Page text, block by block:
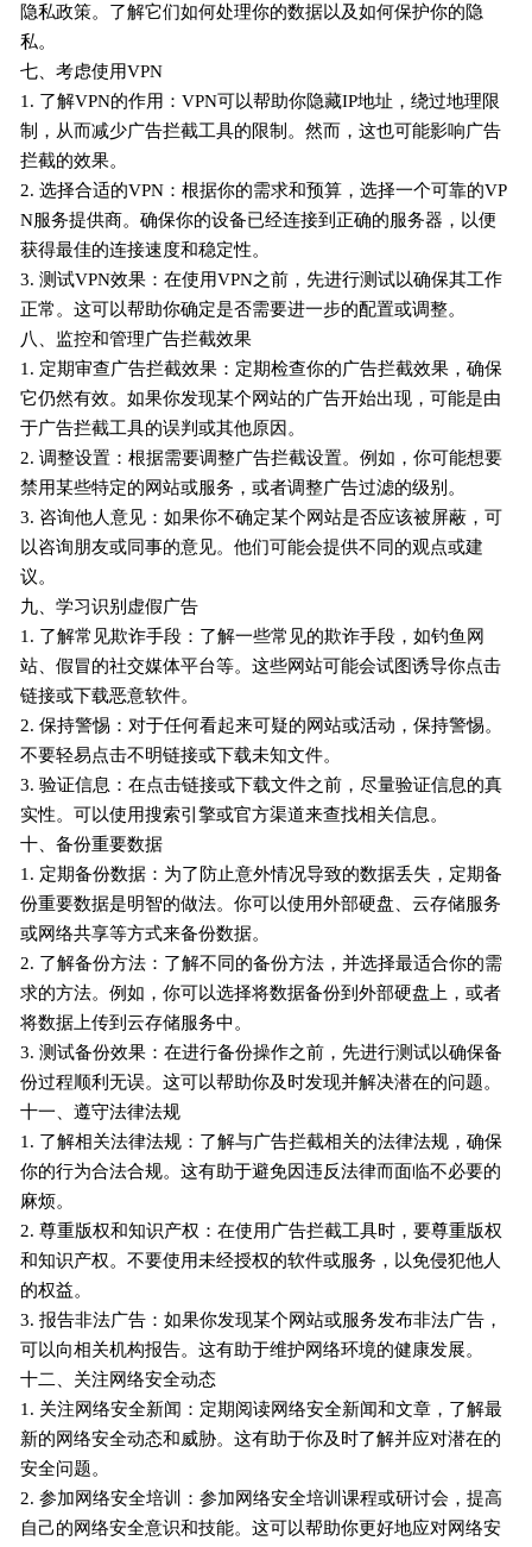
隐私政策。了解它们如何处理你的数据以及如何保护你的隐
私。
七、考虑使用VPN
1. 了解VPN的作用：VPN可以帮助你隐藏IP地址，绕过地理限
制，从而减少广告拦截工具的限制。然而，这也可能影响广告
拦截的效果。
2. 选择合适的VPN：根据你的需求和预算，选择一个可靠的VP
N服务提供商。确保你的设备已经连接到正确的服务器，以便
获得最佳的连接速度和稳定性。
3. 测试VPN效果：在使用VPN之前，先进行测试以确保其工作
正常。这可以帮助你确定是否需要进一步的配置或调整。
八、监控和管理广告拦截效果
1. 定期审查广告拦截效果：定期检查你的广告拦截效果，确保
它仍然有效。如果你发现某个网站的广告开始出现，可能是由
于广告拦截工具的误判或其他原因。
2. 调整设置：根据需要调整广告拦截设置。例如，你可能想要
禁用某些特定的网站或服务，或者调整广告过滤的级别。
3. 咨询他人意见：如果你不确定某个网站是否应该被屏蔽，可
以咨询朋友或同事的意见。他们可能会提供不同的观点或建
议。
九、学习识别虚假广告
1. 了解常见欺诈手段：了解一些常见的欺诈手段，如钓鱼网
站、假冒的社交媒体平台等。这些网站可能会试图诱导你点击
链接或下载恶意软件。
2. 保持警惕：对于任何看起来可疑的网站或活动，保持警惕。
不要轻易点击不明链接或下载未知文件。
3. 验证信息：在点击链接或下载文件之前，尽量验证信息的真
实性。可以使用搜索引擎或官方渠道来查找相关信息。
十、备份重要数据
1. 定期备份数据：为了防止意外情况导致的数据丢失，定期备
份重要数据是明智的做法。你可以使用外部硬盘、云存储服务
或网络共享等方式来备份数据。
2. 了解备份方法：了解不同的备份方法，并选择最适合你的需
求的方法。例如，你可以选择将数据备份到外部硬盘上，或者
将数据上传到云存储服务中。
3. 测试备份效果：在进行备份操作之前，先进行测试以确保备
份过程顺利无误。这可以帮助你及时发现并解决潜在的问题。
十一、遵守法律法规
1. 了解相关法律法规：了解与广告拦截相关的法律法规，确保
你的行为合法合规。这有助于避免因违反法律而面临不必要的
麻烦。
2. 尊重版权和知识产权：在使用广告拦截工具时，要尊重版权
和知识产权。不要使用未经授权的软件或服务，以免侵犯他人
的权益。
3. 报告非法广告：如果你发现某个网站或服务发布非法广告，
可以向相关机构报告。这有助于维护网络环境的健康发展。
十二、关注网络安全动态
1. 关注网络安全新闻：定期阅读网络安全新闻和文章，了解最
新的网络安全动态和威胁。这有助于你及时了解并应对潜在的
安全问题。
2. 参加网络安全培训：参加网络安全培训课程或研讨会，提高
自己的网络安全意识和技能。这可以帮助你更好地应对网络安